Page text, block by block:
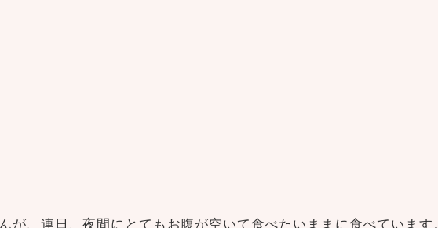
、連日、夜間にとてもお腹が空いて食べたいままに食べています。